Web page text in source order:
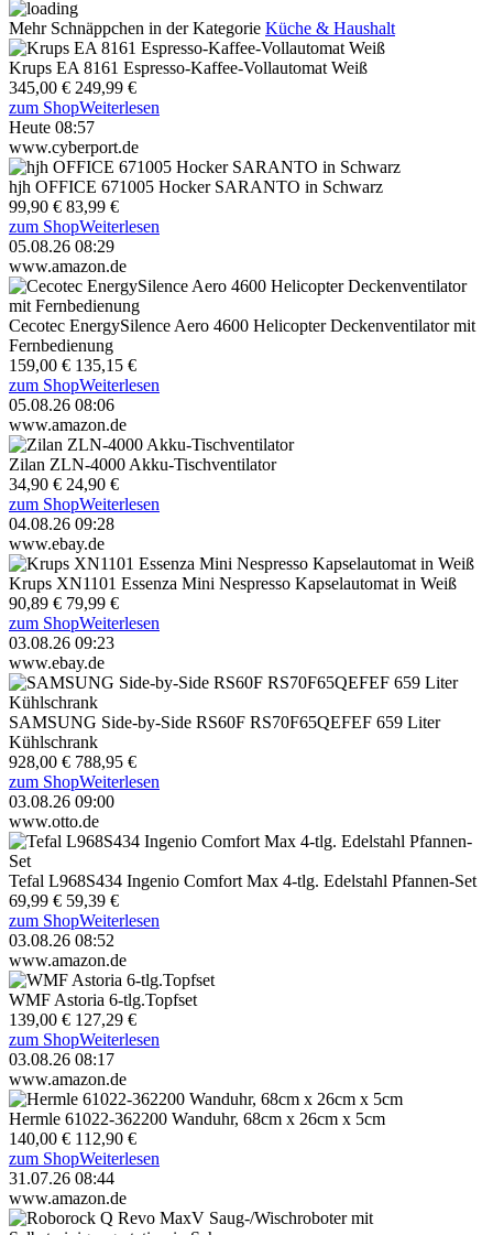
Mehr Schnäppchen in der Kategorie Küche & Haushalt
Krups EA 8161 Espresso-Kaffee-Vollautomat Weiß
345,00 € 249,99 €
zum ShopWeiterlesen
Heute 08:57
www.cyberport.de
hjh OFFICE 671005 Hocker SARANTO in Schwarz
99,90 € 83,99 €
zum ShopWeiterlesen
05.08.26 08:29
www.amazon.de
Cecotec EnergySilence Aero 4600 Helicopter Deckenventilator mit
Fernbedienung
159,00 € 135,15 €
zum ShopWeiterlesen
05.08.26 08:06
www.amazon.de
Zilan ZLN-4000 Akku-Tischventilator
34,90 € 24,90 €
zum ShopWeiterlesen
04.08.26 09:28
www.ebay.de
Krups XN1101 Essenza Mini Nespresso Kapselautomat in Weiß
90,89 € 79,99 €
zum ShopWeiterlesen
03.08.26 09:23
www.ebay.de
SAMSUNG Side-by-Side RS60F RS70F65QEFEF 659 Liter
Kühlschrank
928,00 € 788,95 €
zum ShopWeiterlesen
03.08.26 09:00
www.otto.de
Tefal L968S434 Ingenio Comfort Max 4-tlg. Edelstahl Pfannen-Set
69,99 € 59,39 €
zum ShopWeiterlesen
03.08.26 08:52
www.amazon.de
WMF Astoria 6-tlg.Topfset
139,00 € 127,29 €
zum ShopWeiterlesen
03.08.26 08:17
www.amazon.de
Hermle 61022-362200 Wanduhr, 68cm x 26cm x 5cm
140,00 € 112,90 €
zum ShopWeiterlesen
31.07.26 08:44
www.amazon.de